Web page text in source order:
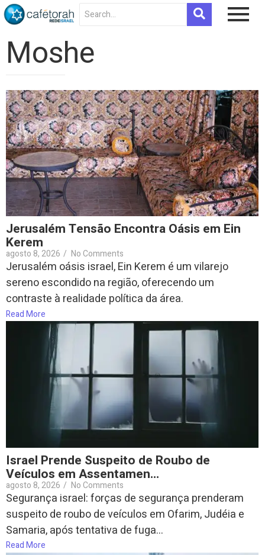
Moshe
Jerusalém Tensão Encontra Oásis em Ein
Kerem
agosto 8, 2026 / No Comments
Jerusalém oásis israel, Ein Kerem é um vilarejo
sereno escondido na região, oferecendo um
contraste à realidade política da área.
Read More
Israel Prende Suspeito de Roubo de
Veículos em Assentamen…
agosto 8, 2026 / No Comments
Segurança israel: forças de segurança prenderam
suspeito de roubo de veículos em Ofarim, Judéia e
Samaria, após tentativa de fuga...
Read More